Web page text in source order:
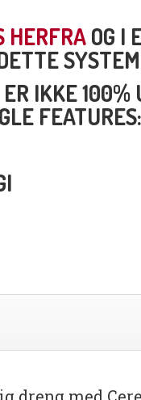
HERFRAOG I
IKKE 100%
FEATURES: